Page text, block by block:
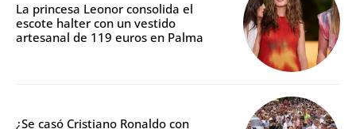
La princesa Leonor consolida el
escote halter con un vestido
artesanal de 119 euros en Palma
¿Se casó Cristiano Ronaldo con